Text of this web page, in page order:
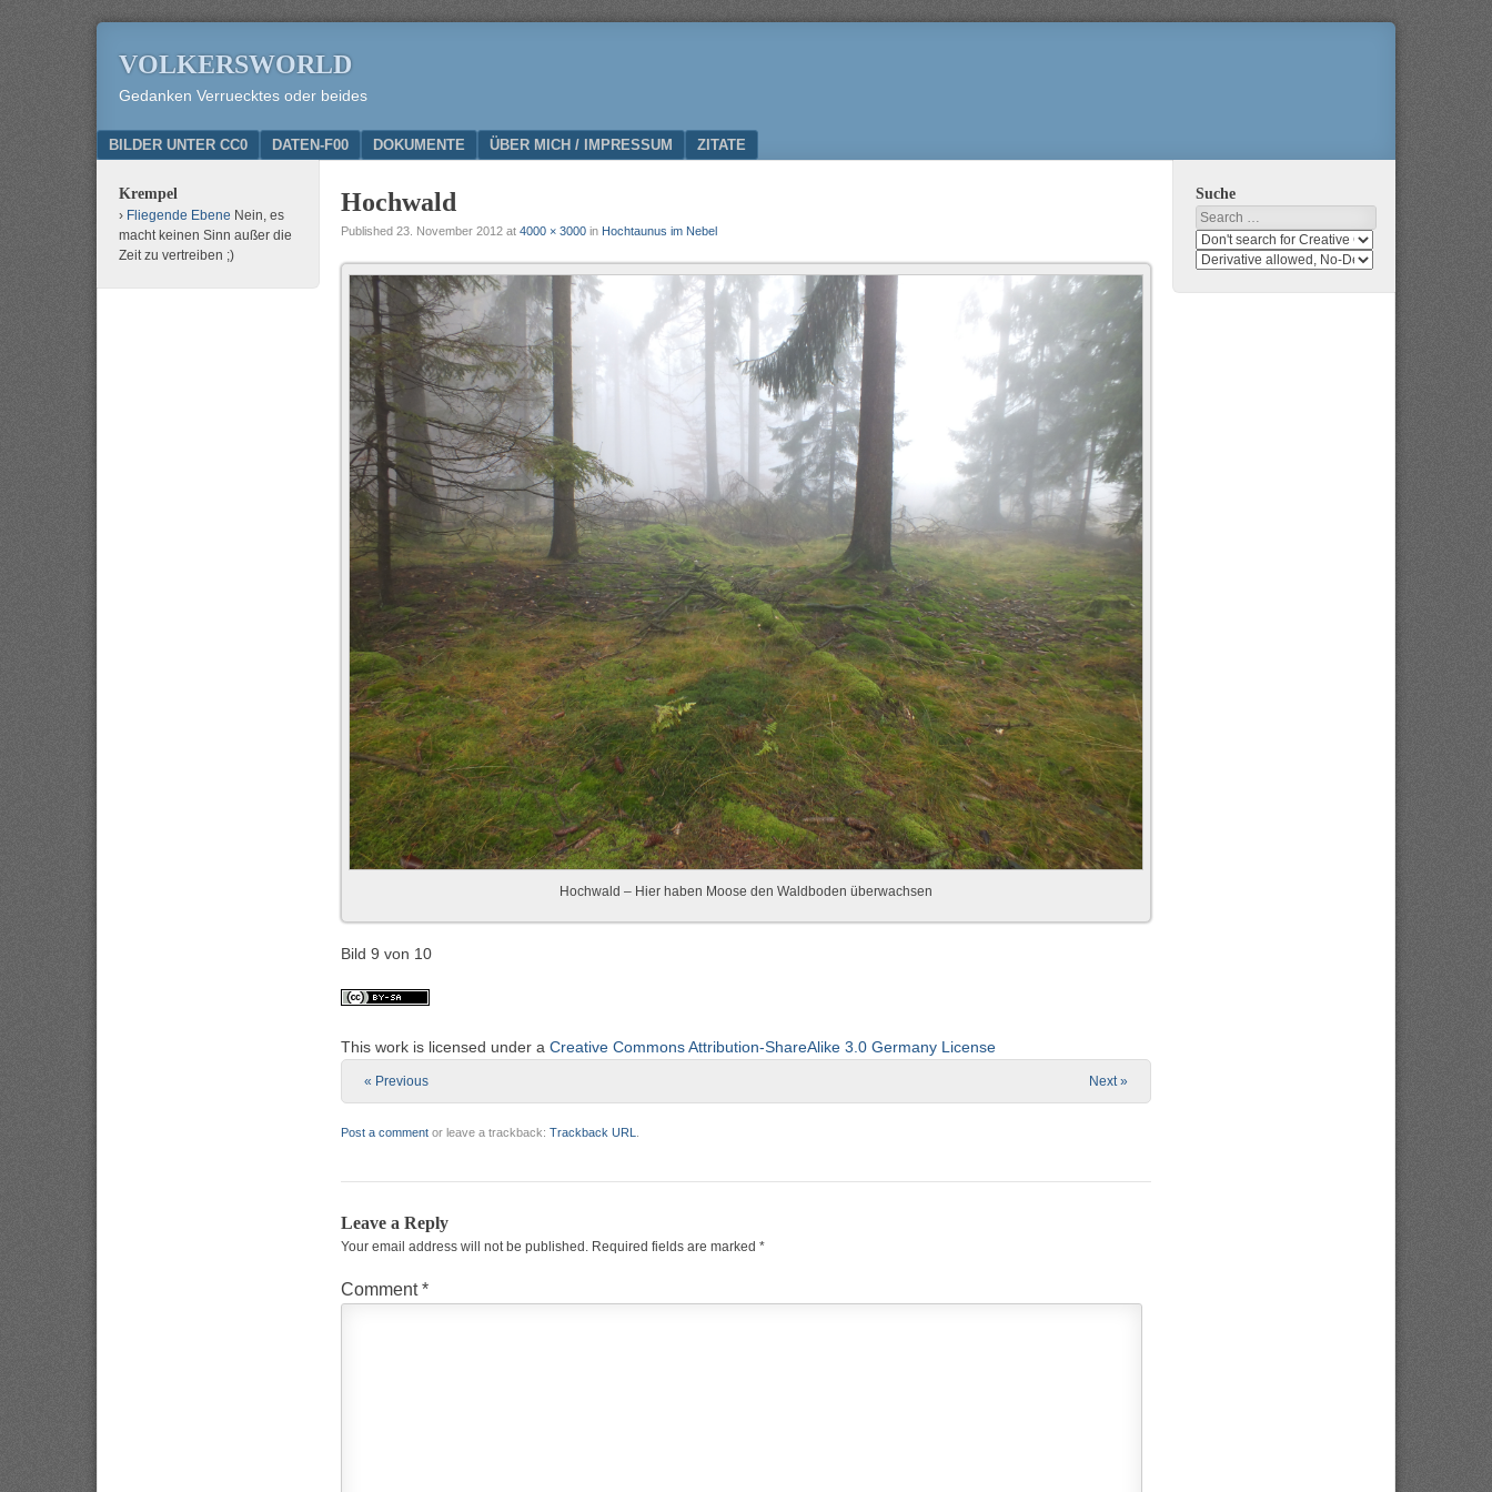
VOLKERSWORLD
Gedanken Verruecktes oder beides
Menu
SKIP TO CONTENT
BILDER UNTER CC0 DATEN-F00 DOKUMENTE ÜBER MICH / IMPRESSUM ZITATE
Hochwald
Published 23. November 2012 at 4000 × 3000 in Hochtaunus im Nebel
Hochwald – Hier haben Moose den Waldboden überwachsen
Bild 9 von 10
This work is licensed under a Creative Commons Attribution-ShareAlike 3.0 Germany License
« Previous Next »
Post a comment or leave a trackback: Trackback URL.
Leave a Reply
Your email address will not be published. Required fields are marked *
Comment*
Krempel
Fliegende Ebene Nein, es
macht keinen Sinn außer die
Zeit zu vertreiben ;)
Suche
Search
Search
media
search